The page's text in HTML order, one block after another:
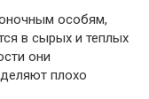
особям,
в сырых и теплых
они
плохо